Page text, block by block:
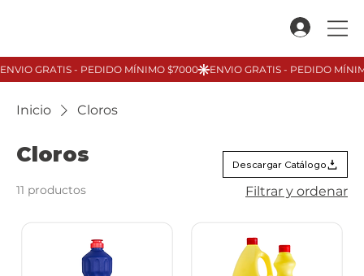
Inicio Cloros
Cloros
11 productos Filtrar y ordenar
Descargar Catálogo